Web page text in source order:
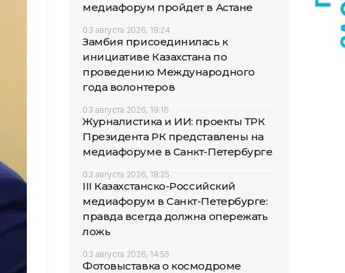
медиафорум пройдет в Астане
03 августа 2026, 19:24
Замбия присоединилась к
инициативе Казахстана по
проведению Международного
года волонтеров
03 августа 2026, 19:16
Журналистика и ИИ: проекты ТРК
Президента РК представлены на
медиафоруме в Санкт-Петербурге
03 августа 2026, 18:25
III Казахстанско-Российский
медиафорум в Санкт-Петербурге:
правда всегда должна опережать
ложь
03 августа 2026, 14:55
Фотовыставка о космодроме